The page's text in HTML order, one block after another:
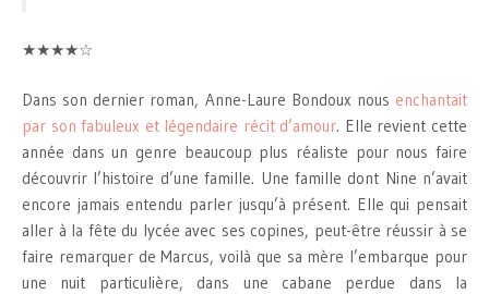
★★★★☆
Dans son dernier roman, Anne-Laure Bondoux nous enchantait
par son fabuleux et légendaire récit d’amour. Elle revient cette
année dans un genre beaucoup plus réaliste pour nous faire
découvrir l’histoire d’une famille. Une famille dont Nine n’avait
encore jamais entendu parler jusqu’à présent. Elle qui pensait
aller à la fête du lycée avec ses copines, peut-être réussir à se
faire remarquer de Marcus, voilà que sa mère l’embarque pour
une nuit particulière, dans une cabane perdue dans la